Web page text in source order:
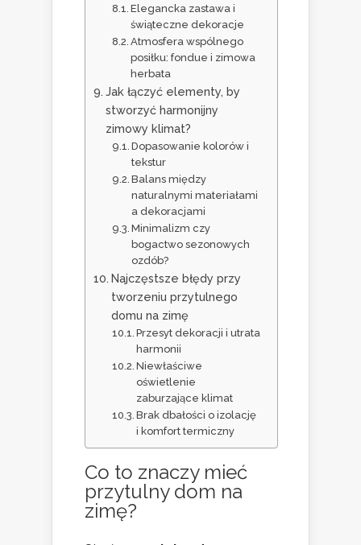
Elegancka zastawa i
świąteczne dekoracje
Atmosfera wspólnego
posiłku: fondue i zimowa
herbata
Jak łączyć elementy, by
stworzyć harmonijny
zimowy klimat?
Dopasowanie kolorów i
tekstur
Balans między
naturalnymi materiałami
a dekoracjami
Minimalizm czy
bogactwo sezonowych
ozdób?
Najczęstsze błędy przy
tworzeniu przytulnego
domu na zimę
Przesyt dekoracji i utrata
harmonii
Niewłaściwe
oświetlenie
zaburzające klimat
Brak dbałości o izolację
i komfort termiczny
Co to znaczy mieć
przytulny dom na
zimę?